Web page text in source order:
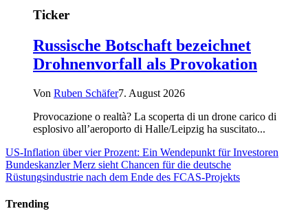
Ticker
Russische Botschaft bezeichnet
Drohnenvorfall als Provokation
Von Ruben Schäfer7. August 2026
Provocazione o realtà? La scoperta di un drone carico di
esplosivo all’aeroporto di Halle/Leipzig ha suscitato...
US-Inflation über vier Prozent: Ein Wendepunkt für Investoren
Bundeskanzler Merz sieht Chancen für die deutsche
Rüstungsindustrie nach dem Ende des FCAS-Projekts
Trending